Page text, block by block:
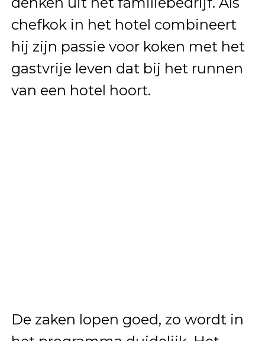
chefkok in het hotel combineert
hij zijn passie voor koken met het
gastvrije leven dat bij het runnen
van een hotel hoort.
De zaken lopen goed, zo wordt in